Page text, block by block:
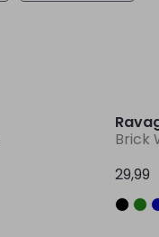
Brick
29,99